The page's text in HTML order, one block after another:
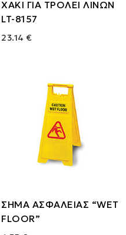
ΧΑΚΙ ΓΙΑ ΤΡΟΛΕΙ ΛΙΝΩΝ
LT-8157
23.14 €
ΣΗΜΑ ΑΣΦΑΛΕΙΑΣ “WET
FLOOR”